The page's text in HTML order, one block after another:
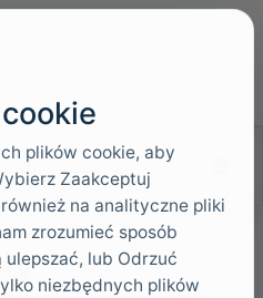
plików cookie, aby
Zaakceptuj
na analityczne pliki
zrozumieć sposób
lub Odrzuć
niezbędnych plików